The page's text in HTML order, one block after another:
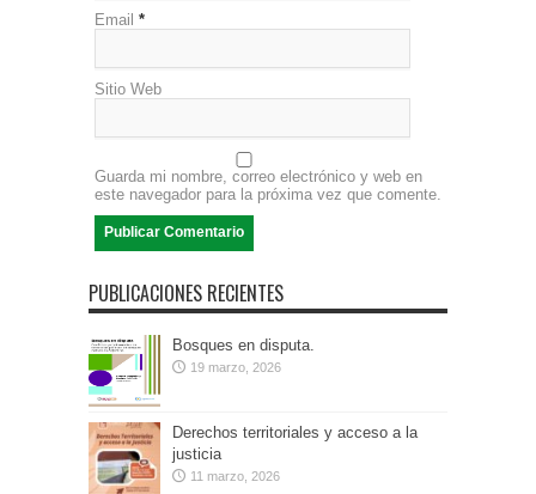
Email *
Sitio Web
Guarda mi nombre, correo electrónico y web en
este navegador para la próxima vez que comente.
PUBLICACIONES RECIENTES
Bosques en disputa.
19 marzo, 2026
Derechos territoriales y acceso a la
justicia
11 marzo, 2026